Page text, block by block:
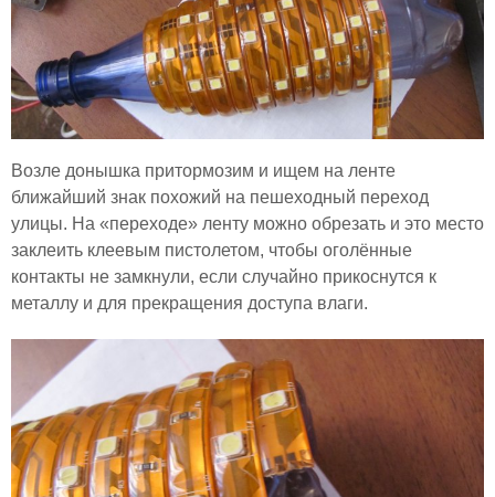
Возле донышка притормозим и ищем на ленте
ближайший знак похожий на пешеходный переход
улицы. На «переходе» ленту можно обрезать и это место
заклеить клеевым пистолетом, чтобы оголённые
контакты не замкнули, если случайно прикоснутся к
металлу и для прекращения доступа влаги.